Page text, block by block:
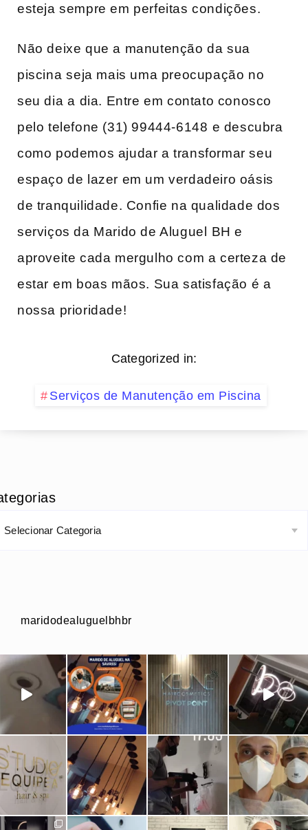
esteja sempre em perfeitas​ condições.
Não deixe que a manutenção da sua
piscina⁢ seja mais uma preocupação no
seu dia​ a ⁤dia. Entre em contato conosco
pelo ​telefone (31) 99444-6148 ⁤e descubra
como podemos ajudar a transformar seu
espaço de ‌lazer em um verdadeiro oásis
de tranquilidade. Confie na qualidade dos
serviços da Marido de Aluguel ⁢BH e
aproveite cada mergulho com a certeza de
estar ⁢em boas mãos. Sua satisfação é a
nossa prioridade!
Categorized in:
Serviços de Manutenção em Piscina
maridodealuguelbhbr